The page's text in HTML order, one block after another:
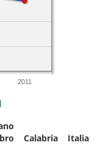
2011
Calabria Italia